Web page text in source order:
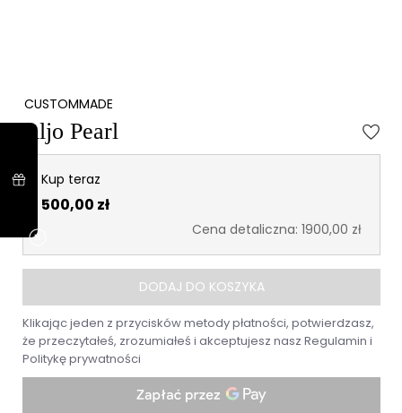
CUSTOMMADE
Aljo Pearl
Kup teraz
500,00 zł
Cena detaliczna: 1900,00 zł
DODAJ DO KOSZYKA
Klikając jeden z przycisków metody płatności, potwierdzasz,
że przeczytałeś, zrozumiałeś i akceptujesz nasz Regulamin i
Politykę prywatności